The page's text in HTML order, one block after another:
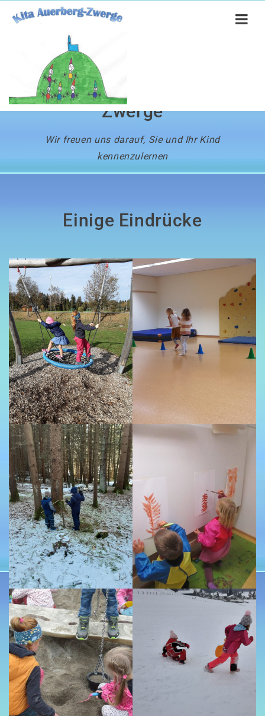
Neuigkeiten/Aktuelles
Öffnungszeiten/Gebühren
Offene Stellen
UNSERE KITA
Allgemeines Zur Kindertagesstätte
Leitbild/Bild Vom Kind
Gruppenstruktur
Räumlichkeiten
Tagesablauf
Verpflegung
Team
KONZEPTIONEN/FLYER
Kindergarten
Krippe
Kurzkonzeption
Unsere Eingewöhnung
Unsere Flyer
SCHUTZKONZEPT
Schutzkonzept Kita Auerberg-Zwerge
ANMELDUNG
Willkommen bei der
Kindertagesstätte Auerberg-
Zwerge
Wir freuen uns darauf, Sie und Ihr Kind
kennenzulernen
Einige Eindrücke